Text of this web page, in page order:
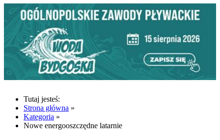
Tutaj jesteś:
Strona główna »
Kategoria »
Nowe energooszczędne latarnie